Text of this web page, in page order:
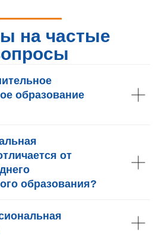
на частые
образование
от
образования?